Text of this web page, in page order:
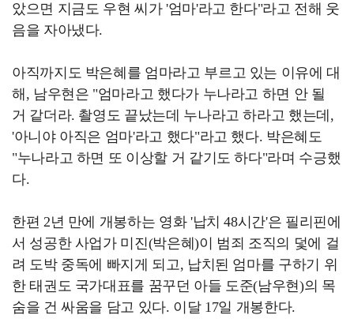
았으면 지금도 우현 씨가 '엄마'라고 한다"라고 전해 웃
음을 자아냈다.
아직까지도 박은혜를 엄마라고 부르고 있는 이유에 대
해, 남우현은 "엄마라고 했다가 누나라고 하면 안 될
거 같더라. 촬영도 끝났는데 누나라고 하라고 했는데,
'아니야 아직은 엄마'라고 했다"라고 했다. 박은혜도
"누나라고 하면 또 이상할 거 같기도 하다"라며 수긍했
다.
한편 2년 만에 개봉하는 영화 '납치 48시간'은 필리핀에
서 성공한 사업가 미진(박은혜)이 범죄 조직의 덫에 걸
려 도박 중독에 빠지게 되고, 납치된 엄마를 구하기 위
한 태권도 국가대표를 꿈꾸던 아들 도준(남우현)의 목
숨을 건 싸움을 담고 있다. 이달 17일 개봉한다.